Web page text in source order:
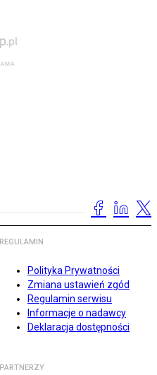
REGULAMIN
Polityka Prywatności
Zmiana ustawień zgód
Regulamin serwisu
Informacje o nadawcy
Deklaracja dostępności
PARTNERZY